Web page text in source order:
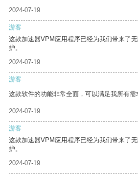
2024-07-19
游客
这款加速器VPM应用程序已经为我们带来了
护。
2024-07-19
游客
这款软件的功能非常全面，可以满足我所有需
2024-07-19
游客
这款加速器VPM应用程序已经为我们带来了
护。
2024-07-19